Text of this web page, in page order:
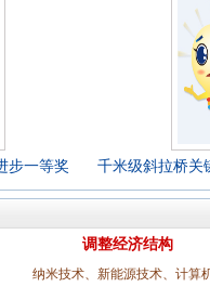
步一等奖 千米级斜拉桥关
调整经济结构
纳米技术、新能源技术、计算